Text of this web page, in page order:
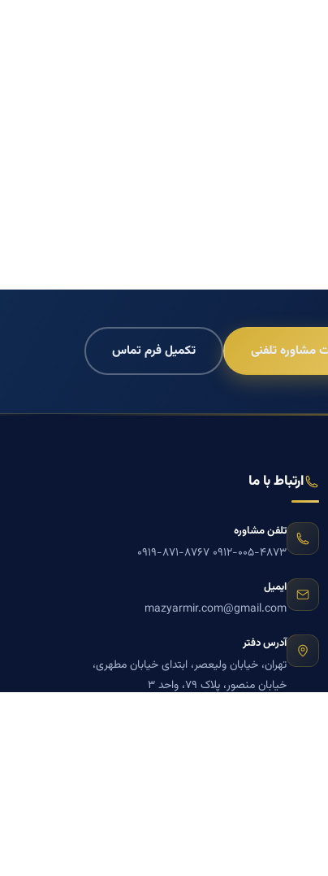
مشاوره تلفنی تکمیل فرم تماس
ارتباط با ما
تلفن مشاوره
۰۹۱۲-۰۰۵-۴۸۷۳ ۰۹۱۹-۸۷۱-۸۷۶۷
ایمیل
mazyarmir.com@gmail.com
آدرس دفتر
تهران، خیابان ولیعصر، ابتدای خیابان مطهری،
خیابان منصور، پلاک ۷۹، واحد ۳